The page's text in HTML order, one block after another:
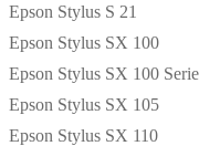
Epson Stylus S 21
Epson Stylus SX 100
Epson Stylus SX 100
Epson Stylus SX 105
Epson Stylus SX 110